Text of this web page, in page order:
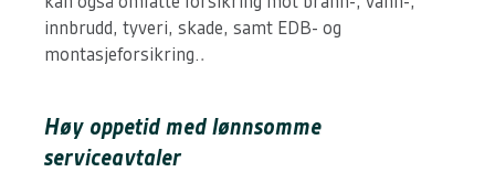
innbrudd, tyveri, skade, samt EDB- og
montasjeforsikring..
Høy oppetid med lønnsomme
serviceavtaler